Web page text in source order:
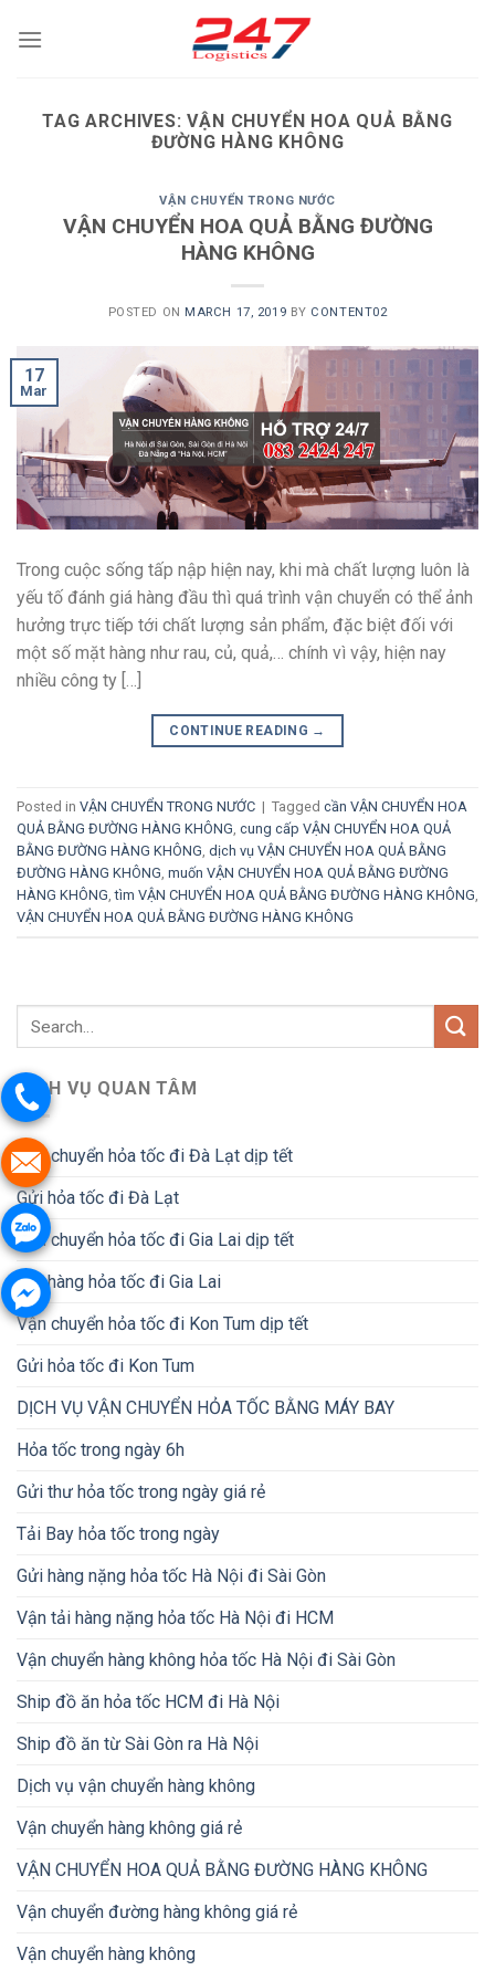
TAG ARCHIVES:VẬN CHUYỂN HOA QUẢ BẰNG
ĐƯỜNG HÀNG KHÔNG
VẬN CHUYỂN TRONG NƯỚC
VẬN CHUYỂN HOA QUẢ BẰNG ĐƯỜNG
HÀNG KHÔNG
POSTED ON MARCH 17, 2019 BY CONTENT02
17
Mar
Trong cuộc sống tấp nập hiện nay, khi mà chất lượng luôn là
yếu tố đánh giá hàng đầu thì quá trình vận chuyển có thể ảnh
hưởng trực tiếp tới chất lượng sản phẩm, đặc biệt đối với
một số mặt hàng như rau, củ, quả,… chính vì vậy, hiện nay
nhiều công ty […]
CONTINUE READING →
Posted in VẬN CHUYỂN TRONG NƯỚC | Tagged cần VẬN CHUYỂN HOA
QUẢ BẰNG ĐƯỜNG HÀNG KHÔNG cung cấp VẬN CHUYỂN HOA QUẢ
BẰNG ĐƯỜNG HÀNG KHÔNG dịch vụ VẬN CHUYỂN HOA QUẢ BẰNG
ĐƯỜNG HÀNG KHÔNG muốn VẬN CHUYỂN HOA QUẢ BẰNG ĐƯỜNG
HÀNG KHÔNG ,tìm VẬN CHUYỂN HOA QUẢ BẰNG ĐƯỜNG HÀNG KHÔNG
VẬN CHUYỂN HOA QUẢ BẰNG ĐƯỜNG HÀNG KHÔNG
DỊCH VỤ QUAN TÂM
Vận chuyển hỏa tốc đi Đà Lạt dịp tết
Gửi hỏa tốc đi Đà Lạt
Vận chuyển hỏa tốc đi Gia Lai dịp tết
Gửi hàng hỏa tốc đi Gia Lai
Vận chuyển hỏa tốc đi Kon Tum dịp tết
Gửi hỏa tốc đi Kon Tum
DỊCH VỤ VẬN CHUYỂN HỎA TỐC BẰNG MÁY BAY
Hỏa tốc trong ngày 6h
Gửi thư hỏa tốc trong ngày giá rẻ
Tải Bay hỏa tốc trong ngày
Gửi hàng nặng hỏa tốc Hà Nội đi Sài Gòn
Vận tải hàng nặng hỏa tốc Hà Nội đi HCM
Vận chuyển hàng không hỏa tốc Hà Nội đi Sài Gòn
Ship đồ ăn hỏa tốc HCM đi Hà Nội
Ship đồ ăn từ Sài Gòn ra Hà Nội
Dịch vụ vận chuyển hàng không
Vận chuyển hàng không giá rẻ
VẬN CHUYỂN HOA QUẢ BẰNG ĐƯỜNG HÀNG KHÔNG
Vận chuyển đường hàng không giá rẻ
Vận chuyển hàng không